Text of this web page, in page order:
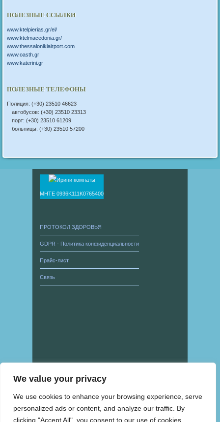
We value your privacy
We use cookies to enhance your browsing experience, serve
personalized ads or content, and analyze our traffic. By
clicking "Accept All", you consent to our use of cookies.
ПОЛЕЗНЫЕ ССЫЛКИ
www.ktelpierias.gr/el/
www.ktelmacedonia.gr/
www.thessalonikiairport.com
www.oasth.gr
www.katerini.gr
ПОЛЕЗНЫЕ ТЕЛЕФОНЫ
Полиция: (+30) 23510 46623
автобусов: (+30) 23510 23313
порт: (+30) 23510 61209
больницы: (+30) 23510 57200
ΜΗΤΕ 0936Κ111Κ0765400
ПРОТОКОЛ ЗДОРОВЬЯ
GDPR - Политика конфиденциальности
Прайс-лист
Связь